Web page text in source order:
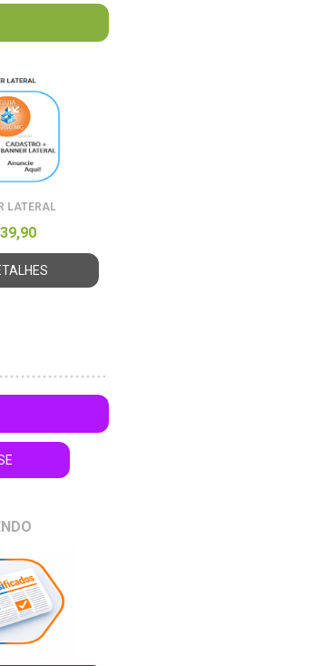
LATERAL